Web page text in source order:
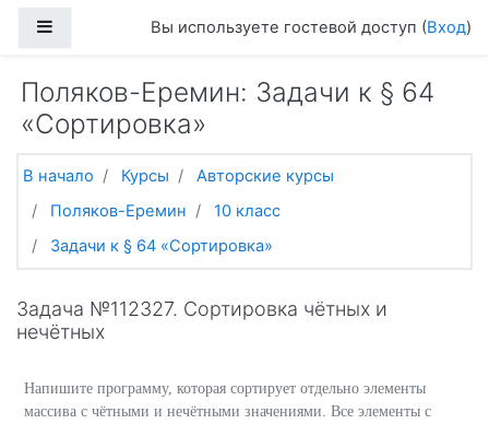
Боковая панельВы используете гостевой доступ (Вход)
Поляков-Еремин: Задачи к § 64
«Сортировка»
В начало Курсы
Авторские курсы
Поляков-Еремин
10 класс
Задачи к § 64 «Сортировка»
Задача №112327. Сортировка чётных и
нечётных
Напишите программу, которая сортирует отдельно элементы
массива с чётными и нечётными значениями. Все элементы с